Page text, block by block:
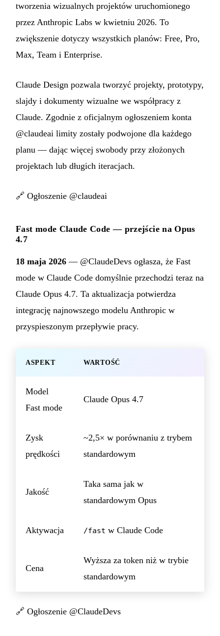
tworzenia wizualnych projektów uruchomionego
przez Anthropic Labs w kwietniu 2026. To
zwiększenie dotyczy wszystkich planów: Free, Pro,
Max, Team i Enterprise.
Claude Design pozwala tworzyć projekty, prototypy,
slajdy i dokumenty wizualne we współpracy z
Claude. Zgodnie z oficjalnym ogłoszeniem konta
@claudeai limity zostały podwojone dla każdego
planu — dając więcej swobody przy złożonych
projektach lub długich iteracjach.
🔗 Ogłoszenie @claudeai
Fast mode Claude Code — przejście na Opus
4.7
18 maja 2026 — @ClaudeDevs ogłasza, że Fast
mode w Claude Code domyślnie przechodzi teraz na
Claude Opus 4.7. Ta aktualizacja potwierdza
integrację najnowszego modelu Anthropic w
przyspieszonym przepływie pracy.
ASPEKT WARTOŚĆ
Model
Fast mode
Claude Opus 4.7
Zysk
prędkości
~2,5× w porównaniu z trybem
standardowym
Jakość
Taka sama jak w
standardowym Opus
Aktywacja /fast w Claude Code
Cena
Wyższa za token niż w trybie
standardowym
🔗 Ogłoszenie @ClaudeDevs